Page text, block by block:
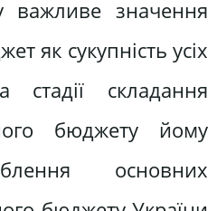
важливе значення
як сукупність усіх
стадії складання
бюджету йому
основних